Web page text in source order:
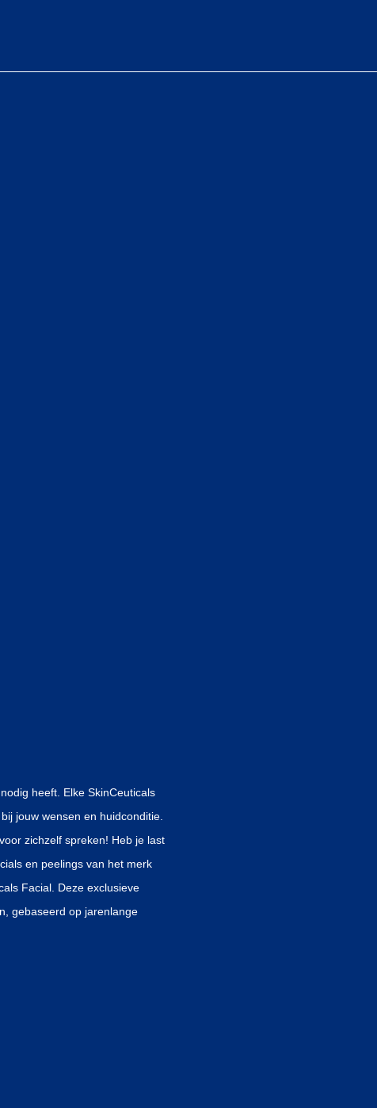
heeft. Elke SkinCeuticals
jouw wensen en huidconditie.
zichzelf spreken! Heb je last
en peelings van het merk
Facial. Deze exclusieve
gebaseerd op jarenlange